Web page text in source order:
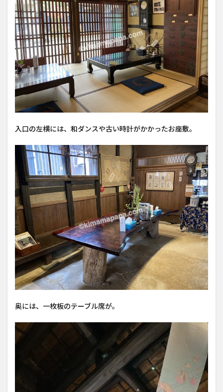
入口の左横には、和ダンスや古い時計がかかったお座敷。
奥には、一枚板のテーブル席が。